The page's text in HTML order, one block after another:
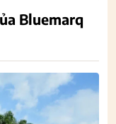
Bluemarq